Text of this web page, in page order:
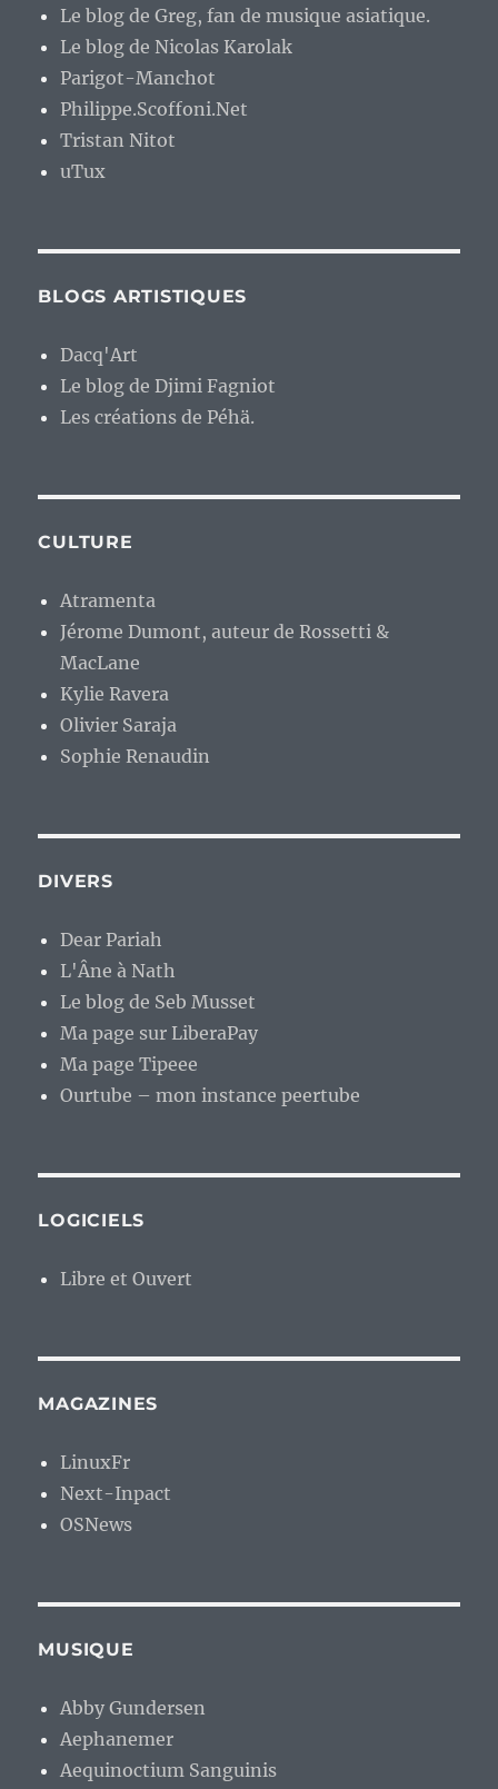
Le blog de Greg, fan de musique asiatique.
Le blog de Nicolas Karolak
Parigot-Manchot
Philippe.Scoffoni.Net
Tristan Nitot
uTux
BLOGS ARTISTIQUES
Dacq'Art
Le blog de Djimi Fagniot
Les créations de Péhä.
CULTURE
Atramenta
Jérome Dumont, auteur de Rossetti &
MacLane
Kylie Ravera
Olivier Saraja
Sophie Renaudin
DIVERS
Dear Pariah
L'Âne à Nath
Le blog de Seb Musset
Ma page sur LiberaPay
Ma page Tipeee
Ourtube – mon instance peertube
LOGICIELS
Libre et Ouvert
MAGAZINES
LinuxFr
Next-Inpact
OSNews
MUSIQUE
Abby Gundersen
Aephanemer
Aequinoctium Sanguinis